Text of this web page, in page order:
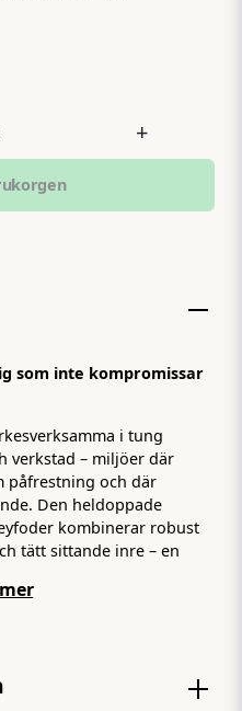
+
som inte kompromissar
i tung
verkstad – miljöer där
påfrestning och där
Den heldoppade
kombinerar robust
tätt sittande inre – en
vatten, olja, fett och
sker. Inget spill eller